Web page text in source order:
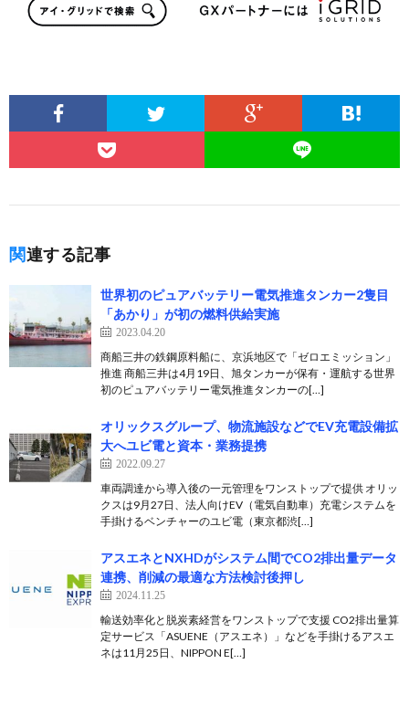
関連する記事
世界初のピュアバッテリー電気推進タンカー2隻目
「あかり」が初の燃料供給実施
2023.04.20
商船三井の鉄鋼原料船に、京浜地区で「ゼロエミッション」
推進 商船三井は4月19日、旭タンカーが保有・運航する世界
初のピュアバッテリー電気推進タンカーの[…]
オリックスグループ、物流施設などでEV充電設備拡
大へユビ電と資本・業務提携
2022.09.27
車両調達から導入後の一元管理をワンストップで提供 オリッ
クスは9月27日、法人向けEV（電気自動車）充電システムを
手掛けるベンチャーのユビ電（東京都渋[…]
アスエネとNXHDがシステム間でCO2排出量データ
連携、削減の最適な方法検討後押し
2024.11.25
輸送効率化と脱炭素経営をワンストップで支援 CO2排出量算
定サービス「ASUENE（アスエネ）」などを手掛けるアスエ
ネは11月25日、NIPPON E[…]